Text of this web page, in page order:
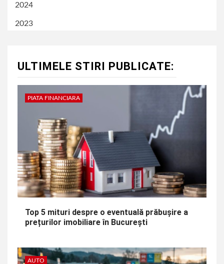
2024
2023
ULTIMELE STIRI PUBLICATE:
PIATA FINANCIARA
Top 5 mituri despre o eventuală prăbușire a
prețurilor imobiliare în București
AUTO